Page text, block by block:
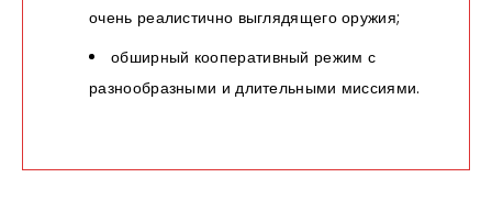
очень реалистично выглядящего оружия;
обширный кооперативный режим с
разнообразными и длительными миссиями.